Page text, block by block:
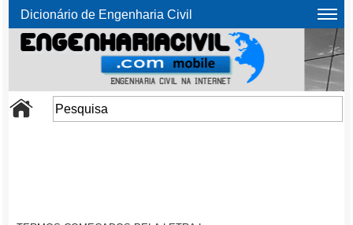
Dicionário de Engenharia Civil